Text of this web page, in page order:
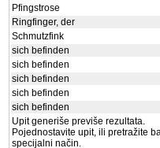
Pfingstrose
Ringfinger, der
Schmutzfink
sich befinden
sich befinden
sich befinden
sich befinden
sich befinden
Upit generiše previše rezultata.
Pojednostavite upit, ili pretražite
specijalni način.